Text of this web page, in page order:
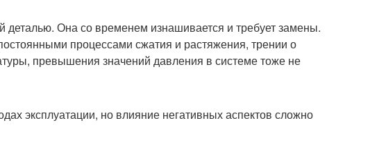
деталью. Она со временем изнашивается и требует замены.
процессами сжатия и растяжения, трении о
превышения значений давления в системе тоже не
эксплуатации, но влияние негативных аспектов сложно